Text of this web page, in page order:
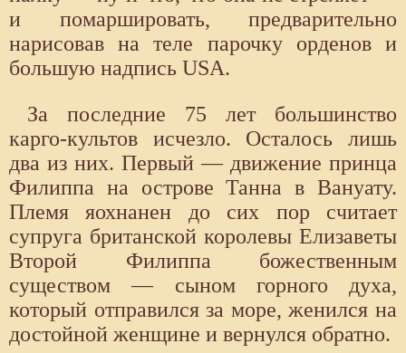
и помаршировать, предварительно
нарисовав на теле парочку орденов и
большую надпись USA.
За последние 75 лет большинство
карго-культов исчезло. Осталось лишь
два из них. Первый — движение принца
Филиппа на острове Танна в Вануату.
Племя яохнанен до сих пор считает
супруга британской королевы Елизаветы
Второй Филиппа божественным
существом — сыном горного духа,
который отправился за море, женился на
достойной женщине и вернулся обратно.